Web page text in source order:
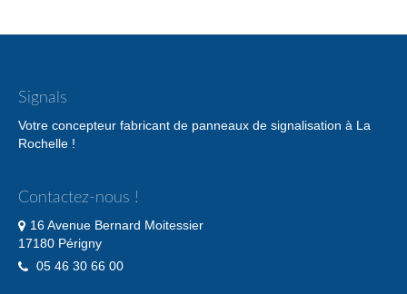
Signals
Votre concepteur fabricant de panneaux de signalisation à La
Rochelle !
Contactez-nous !
16 Avenue Bernard Moitessier
17180 Périgny
05 46 30 66 00